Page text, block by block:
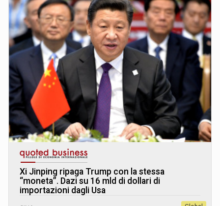
Xi Jinping ripaga Trump con la stessa
“moneta”. Dazi su 16 mld di dollari di
importazioni dagli Usa